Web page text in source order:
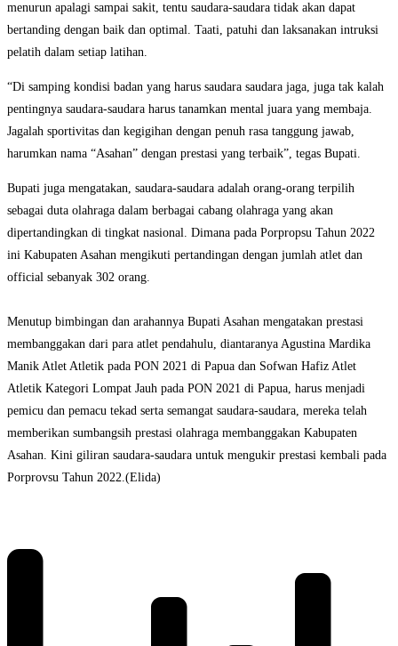
menurun apalagi sampai sakit, tentu saudara-saudara tidak akan dapat
bertanding dengan baik dan optimal. Taati, patuhi dan laksanakan intruksi
pelatih dalam setiap latihan.
“Di samping kondisi badan yang harus saudara saudara jaga, juga tak kalah
pentingnya saudara-saudara harus tanamkan mental juara yang membaja.
Jagalah sportivitas dan kegigihan dengan penuh rasa tanggung jawab,
harumkan nama “Asahan” dengan prestasi yang terbaik”, tegas Bupati.
Bupati juga mengatakan, saudara-saudara adalah orang-orang terpilih
sebagai duta olahraga dalam berbagai cabang olahraga yang akan
dipertandingkan di tingkat nasional. Dimana pada Porpropsu Tahun 2022
ini Kabupaten Asahan mengikuti pertandingan dengan jumlah atlet dan
official sebanyak 302 orang.
Menutup bimbingan dan arahannya Bupati Asahan mengatakan prestasi
membanggakan dari para atlet pendahulu, diantaranya Agustina Mardika
Manik Atlet Atletik pada PON 2021 di Papua dan Sofwan Hafiz Atlet
Atletik Kategori Lompat Jauh pada PON 2021 di Papua, harus menjadi
pemicu dan pemacu tekad serta semangat saudara-saudara, mereka telah
memberikan sumbangsih prestasi olahraga membanggakan Kabupaten
Asahan. Kini giliran saudara-saudara untuk mengukir prestasi kembali pada
Porprovsu Tahun 2022.(Elida)